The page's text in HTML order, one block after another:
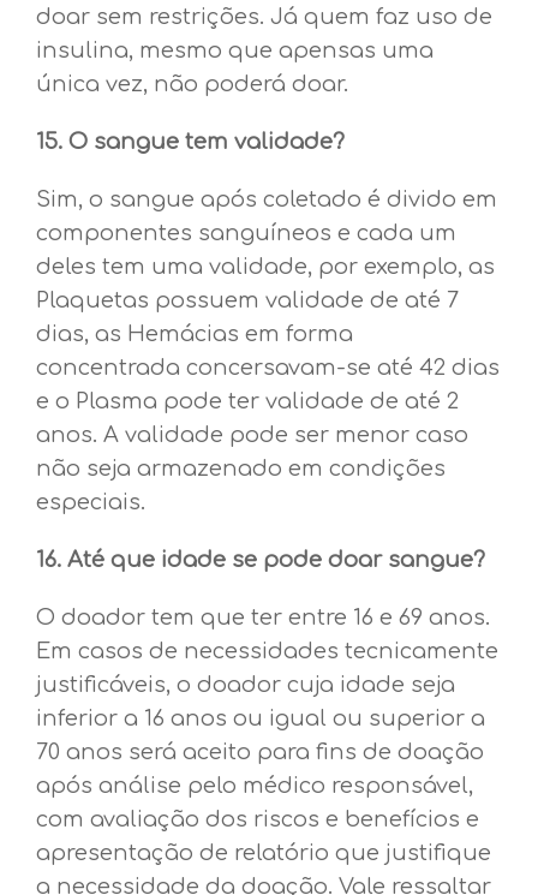
doar sem restrições. Já quem faz uso de
insulina, mesmo que apensas uma
única vez, não poderá doar.
15. O sangue tem validade?
Sim, o sangue após coletado é divido em
componentes sanguíneos e cada um
deles tem uma validade, por exemplo, as
Plaquetas possuem validade de até 7
dias, as Hemácias em forma
concentrada concersavam-se até 42 dias
e o Plasma pode ter validade de até 2
anos. A validade pode ser menor caso
não seja armazenado em condições
especiais.
16. Até que idade se pode doar sangue?
O doador tem que ter entre 16 e 69 anos.
Em casos de necessidades tecnicamente
justificáveis, o doador cuja idade seja
inferior a 16 anos ou igual ou superior a
70 anos será aceito para fins de doação
após análise pelo médico responsável,
com avaliação dos riscos e benefícios e
apresentação de relatório que justifique
a necessidade da doação. Vale ressaltar